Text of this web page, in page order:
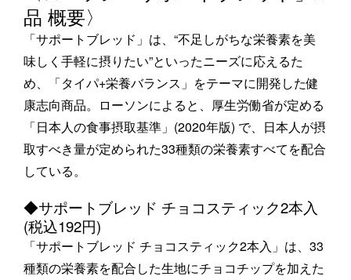
品 概要〉
「サポートブレッド」は、“不足しがちな栄養素を美
味しく手軽に摂りたい”といったニーズに応えるた
め、「タイパ+栄養バランス」をテーマに開発した健
康志向商品。ローソンによると、厚生労働省が定める
「日本人の食事摂取基準」(2020年版) で、日本人が摂
取すべき量が定められた33種類の栄養素すべてを配合
している。
◆サポートブレッド チョコスティック2本入
(税込192円)
「サポートブレッド チョコスティック2本入」は、33
種類の栄養素を配合した生地にチョコチップを加えた